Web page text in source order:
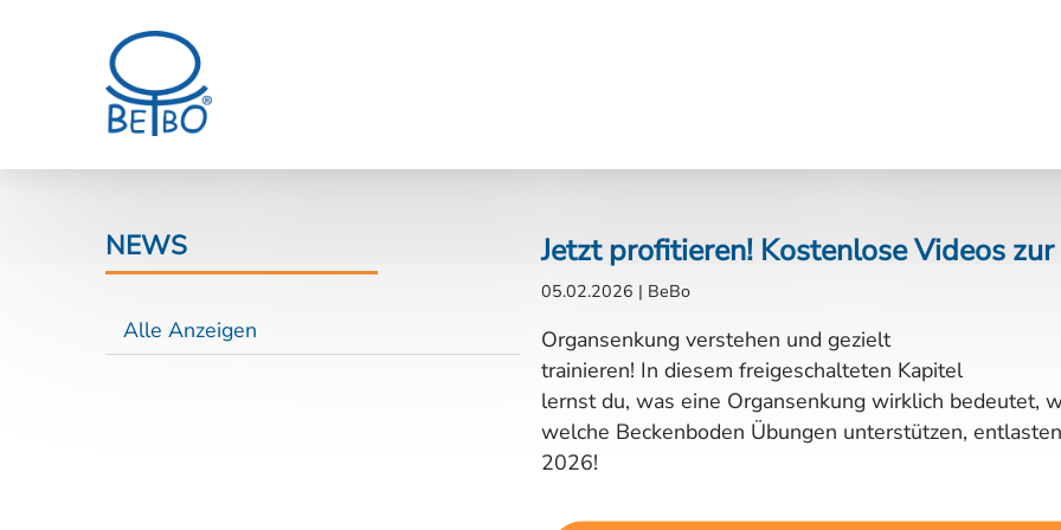
NEWS
Alle Anzeigen
Jetzt profitieren! Kostenlose Videos
05.02.2026 | BeBo
Organsenkung verstehen und gezielt
trainieren! In diesem freigeschalteten Kapitel
lernst du, was eine Organsenkung wirklich bedeutet,
welche Beckenboden Übungen unterstützen,
2026!